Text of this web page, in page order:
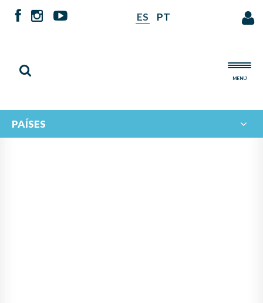
ES PT
MENÚ
PAÍSES